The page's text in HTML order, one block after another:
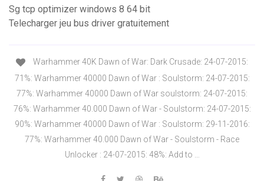
Sg tcp optimizer windows 8 64 bit
Telecharger jeu bus driver gratuitement
Warhammer 40K Dawn of War: Dark Crusade: 24-07-2015:
71%: Warhammer 40000 Dawn of War : Soulstorm: 24-07-2015:
77%: Warhammer 40000 Dawn of War soulstorm: 24-07-2015:
76%: Warhammer 40.000 Dawn of War - Soulstorm: 24-07-2015:
90%: Warhammer 40000 Dawn of War : Soulstorm: 29-11-2016:
77%: Warhammer 40.000 Dawn of War - Soulstorm - Race
Unlocker : 24-07-2015: 48%: Add to …